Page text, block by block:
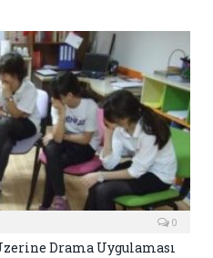
0
Drama Uygulaması